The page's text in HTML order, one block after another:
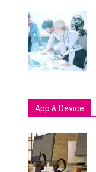
App & Device